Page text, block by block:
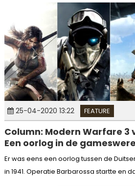
25-04-2020 13:22 FEATURE
Column: Modern Warfare 3
Een oorlog in de
Er was eens een oorlog tussen de
in 1941. Operatie Barbarossa startte en